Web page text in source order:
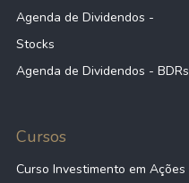
Agenda de Dividendos -
Stocks
Agenda de Dividendos - BDRs
Cursos
Curso Investimento em Ações